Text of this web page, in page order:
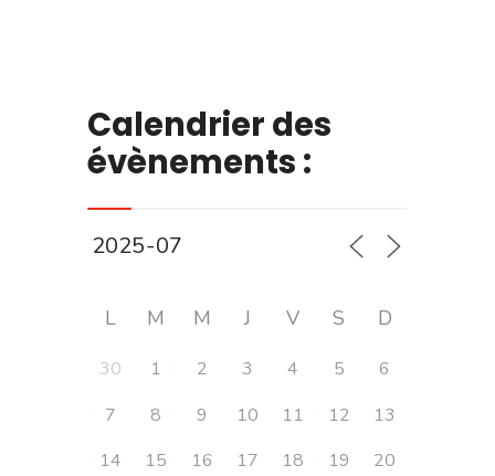
Calendrier des
évènements :
L M M J V S D
30 1 2 3 4 5
6
7
8 9 10 11 12
13
14
15 16 17 18 19
20